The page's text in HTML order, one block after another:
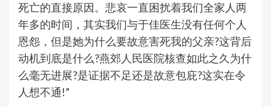
死亡的直接原因。悲哀一直困扰着我们全家人两
年多的时间，其实我们与于佳医生没有任何个人
恩怨，但是她为什么要故意害死我的父亲?这背后
动机到底是什么?燕郊人民医院核查如此之久为什
么毫无进展?是证据不足还是故意包庇?这实在令
人想不通!”